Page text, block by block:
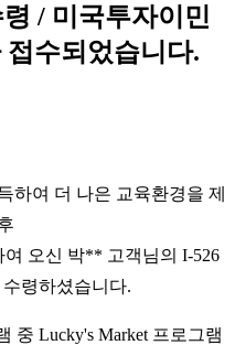
/ 미국투자이민
수되었습니다.
하여 더 나은 교육환경을 제
오신 박** 고객님의 I-526
령하셨습니다.
중 Lucky's Market 프로그램